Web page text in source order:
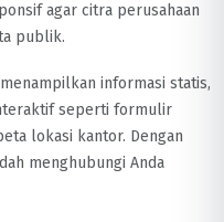
agar citra perusahaan
publik.
informasi statis,
seperti formulir
lokasi kantor. Dengan
menghubungi Anda